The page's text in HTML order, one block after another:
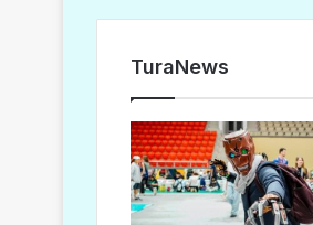
TuraNews